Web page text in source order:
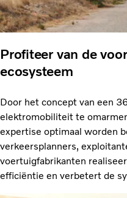
Profiteer van de
ecosysteem
Door het concept van een
elektromobiliteit te
expertise optimaal worden
verkeersplanners,
voertuigfabrikanten
efficiëntie en verbetert de